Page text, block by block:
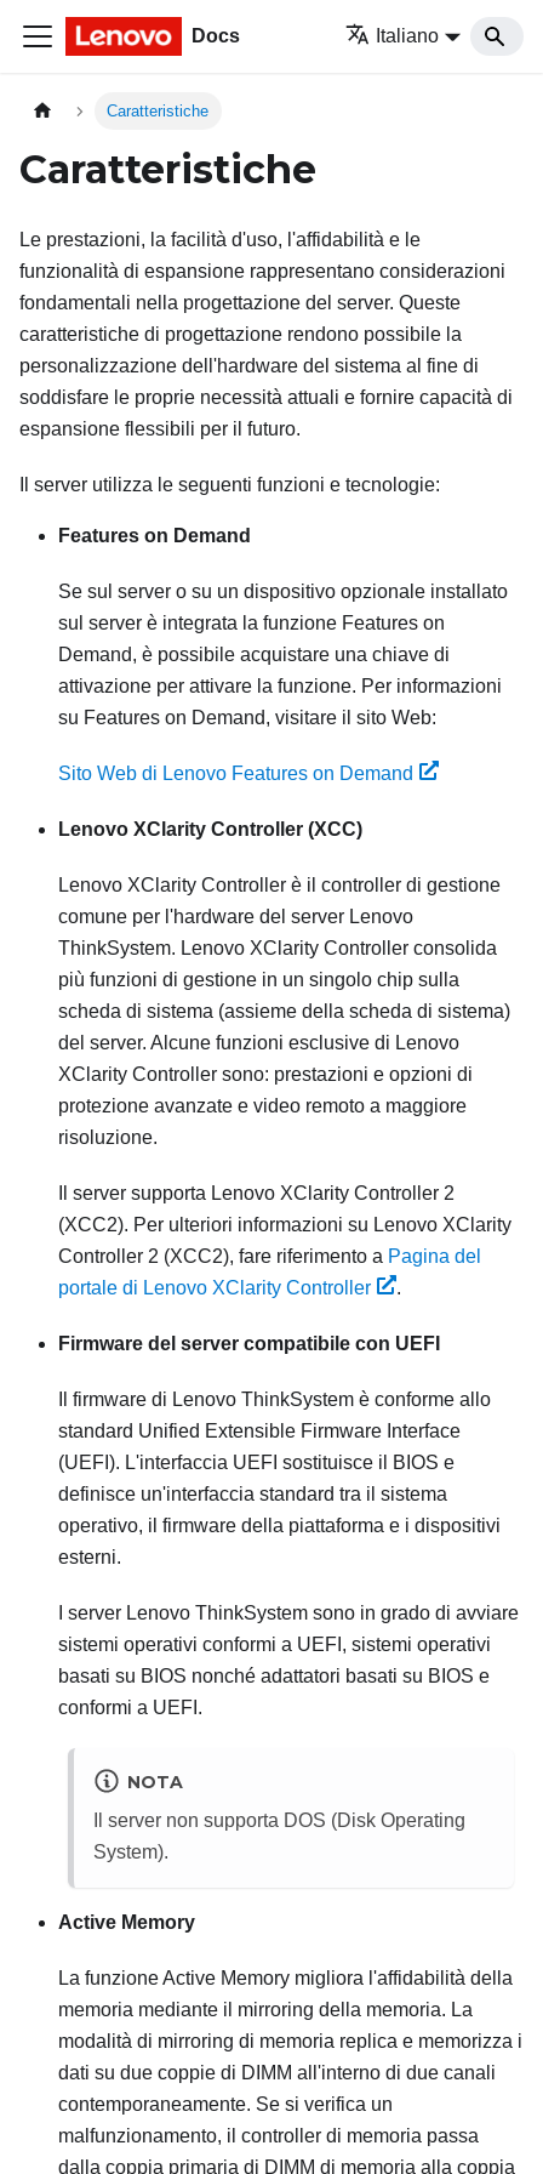
Docs Italiano
Caratteristiche
Caratteristiche
Le prestazioni, la facilità d'uso, l'affidabilità e le
funzionalità di espansione rappresentano considerazioni
fondamentali nella progettazione del server. Queste
caratteristiche di progettazione rendono possibile la
personalizzazione dell'hardware del sistema al fine di
soddisfare le proprie necessità attuali e fornire capacità di
espansione flessibili per il futuro.
Il server utilizza le seguenti funzioni e tecnologie:
Features on Demand
Se sul server o su un dispositivo opzionale installato
sul server è integrata la funzione Features on
Demand, è possibile acquistare una chiave di
attivazione per attivare la funzione. Per informazioni
su Features on Demand, visitare il sito Web:
Sito Web di Lenovo Features on Demand
Lenovo XClarity Controller (XCC)
Lenovo XClarity Controller è il controller di gestione
comune per l'hardware del server Lenovo
ThinkSystem. Lenovo XClarity Controller consolida
più funzioni di gestione in un singolo chip sulla
scheda di sistema (assieme della scheda di sistema)
del server. Alcune funzioni esclusive di Lenovo
XClarity Controller sono: prestazioni e opzioni di
protezione avanzate e video remoto a maggiore
risoluzione.
Il server supporta Lenovo XClarity Controller 2
(XCC2). Per ulteriori informazioni su Lenovo XClarity
Controller 2 (XCC2), fare riferimento a Pagina del
portale di Lenovo XClarity Controller
.
Firmware del server compatibile con UEFI
Il firmware di Lenovo ThinkSystem è conforme allo
standard Unified Extensible Firmware Interface
(UEFI). L'interfaccia UEFI sostituisce il BIOS e
definisce un'interfaccia standard tra il sistema
operativo, il firmware della piattaforma e i dispositivi
esterni.
I server Lenovo ThinkSystem sono in grado di avviare
sistemi operativi conformi a UEFI, sistemi operativi
basati su BIOS nonché adattatori basati su BIOS e
conformi a UEFI.
NOTA
Il server non supporta DOS (Disk Operating
System).
Active Memory
La funzione Active Memory migliora l'affidabilità della
memoria mediante il mirroring della memoria. La
modalità di mirroring di memoria replica e memorizza i
dati su due coppie di DIMM all'interno di due canali
contemporaneamente. Se si verifica un
malfunzionamento, il controller di memoria passa
dalla coppia primaria di DIMM di memoria alla coppia